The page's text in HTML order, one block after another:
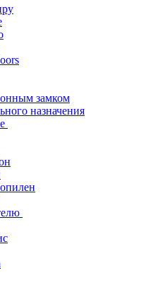
замком
назначения